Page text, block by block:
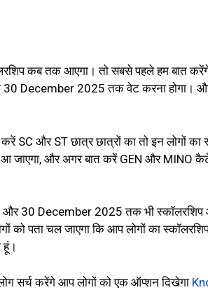
कब तक आएगा। तो सबसे पहले हम बात
30 December 2025 तक वेट करना
SC और ST छात्र छात्रों का तो इन लोगों
और अगर बात करें GEN और MINO
30 December 2025 तक भी स्कॉलरशिप
पता चल जाएगा कि आप लोगों का
हूं।
सर्च करेंगे आप लोगों को एक ऑप्शन दिखेगा